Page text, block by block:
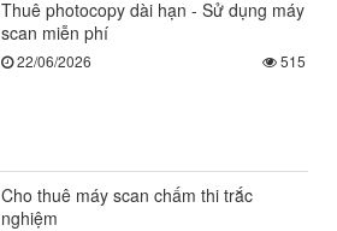
Thuê photocopy dài hạn - Sử dụng máy
scan miễn phí
22/06/2026 515
Cho thuê máy scan chấm thi trắc
nghiệm